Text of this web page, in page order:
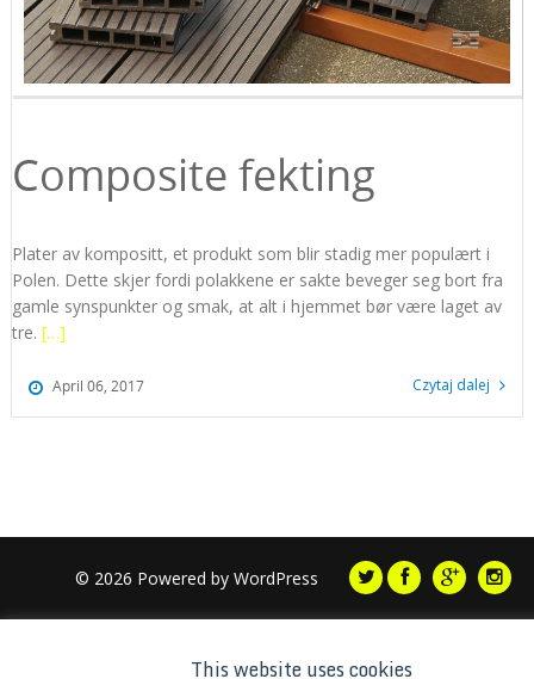
Composite fekting
Plater av kompositt, et produkt som blir stadig mer populært i
Polen. Dette skjer fordi polakkene er sakte beveger seg bort fra
gamle synspunkter og smak, at alt i hjemmet bør være laget av
tre. […]
April 06, 2017 Czytaj dalej
© 2026 Powered byWordPress
This website uses cookies